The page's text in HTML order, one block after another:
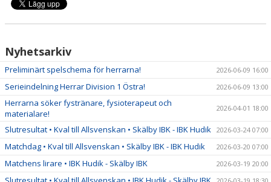
Nyhetsarkiv
Preliminärt spelschema för herrarna! 2026-06-09 16:00
Serieindelning Herrar Division 1 Östra! 2026-06-09 13:00
Herrarna söker fystränare, fysioterapeut och
materialare!
2026-04-01 18:00
Slutresultat • Kval till Allsvenskan • Skälby IBK - IBK Hudik 2026-03-24 07:00
Matchdag • Kval till Allsvenskan • Skälby IBK - IBK Hudik 2026-03-20 07:00
Matchens lirare • IBK Hudik - Skälby IBK 2026-03-19 20:00